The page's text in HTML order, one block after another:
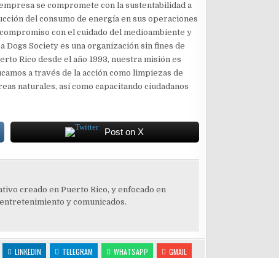
se compromete con la sustentabilidad a
del consumo de energía en sus operaciones
con el cuidado del medioambiente y
Dogs Society es una organización sin fines de
Rico desde el año 1993, nuestra misión es
a través de la acción como limpiezas de
naturales, así como capacitando ciudadanos
Post on X
creado en Puerto Rico, y enfocado en
y comunicados.
LINKEDIN TELEGRAM WHATSAPP
GMAIL